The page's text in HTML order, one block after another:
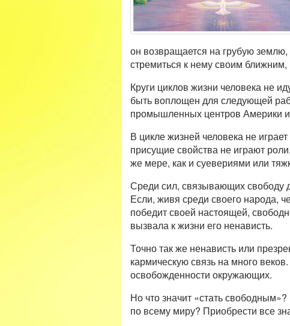
он возвращается на грубую
стремиться к нему своим
Круги циклов жизни человека не
быть воплощен для следующей
промышленных центров Америки
В цикле жизней человека не
присущие свойства не играют
же мере, как и суевериями или
Среди сил, связывающих свободу
Если, живя среди своего народа,
победит своей настоящей,
вызвала к жизни его ненависть.
Точно так же ненависть или
кармическую связь на много
освобожденности окружающих.
Но что значит «стать
по всему миру? Приобрести все